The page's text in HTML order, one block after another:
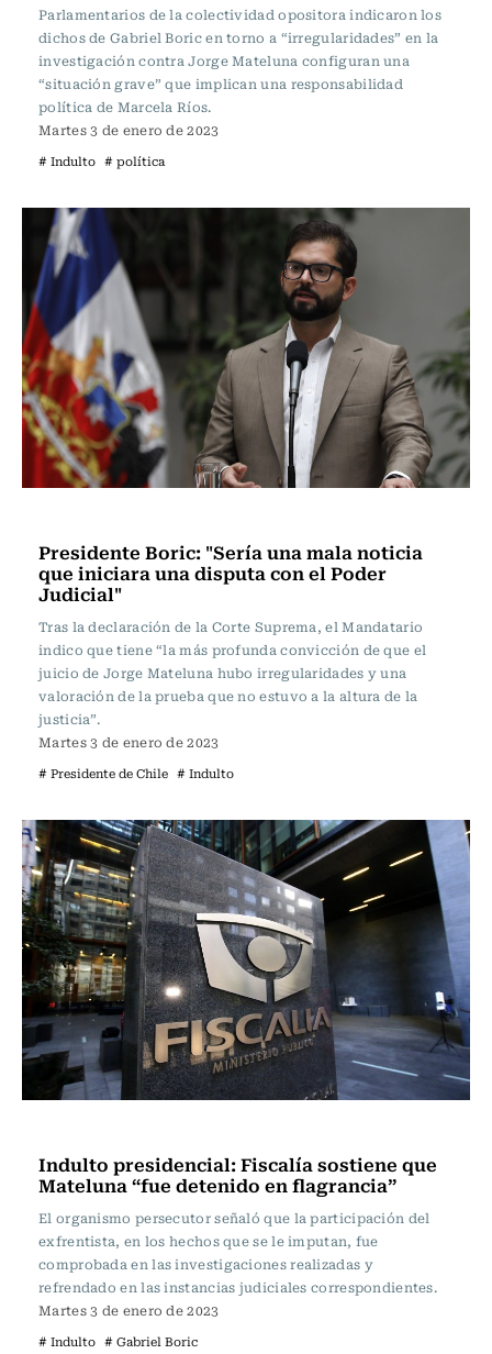
Parlamentarios de la colectividad opositora indicaron los
dichos de Gabriel Boric en torno a “irregularidades” en la
investigación contra Jorge Mateluna configuran una
“situación grave” que implican una responsabilidad
política de Marcela Ríos.
Martes 3 de enero de 2023
# Indulto # política
Presidente Boric: "Sería una mala noticia
que iniciara una disputa con el Poder
Judicial"
Tras la declaración de la Corte Suprema, el Mandatario
indico que tiene “la más profunda convicción de que el
juicio de Jorge Mateluna hubo irregularidades y una
valoración de la prueba que no estuvo a la altura de la
justicia”.
Martes 3 de enero de 2023
# Presidente de Chile # Indulto
Indulto presidencial: Fiscalía sostiene que
Mateluna “fue detenido en flagrancia”
El organismo persecutor señaló que la participación del
exfrentista, en los hechos que se le imputan, fue
comprobada en las investigaciones realizadas y
refrendado en las instancias judiciales correspondientes.
Martes 3 de enero de 2023
# Indulto # Gabriel Boric